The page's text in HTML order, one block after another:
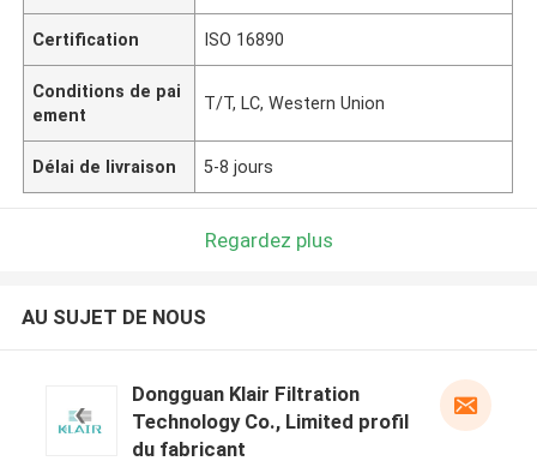
Certification ISO 16890
Conditions de pai
ement
T/T, LC, Western Union
Délai de livraison 5-8 jours
Regardez plus
AU SUJET DE NOUS
Dongguan Klair Filtration
Technology Co., Limited profil
du fabricant